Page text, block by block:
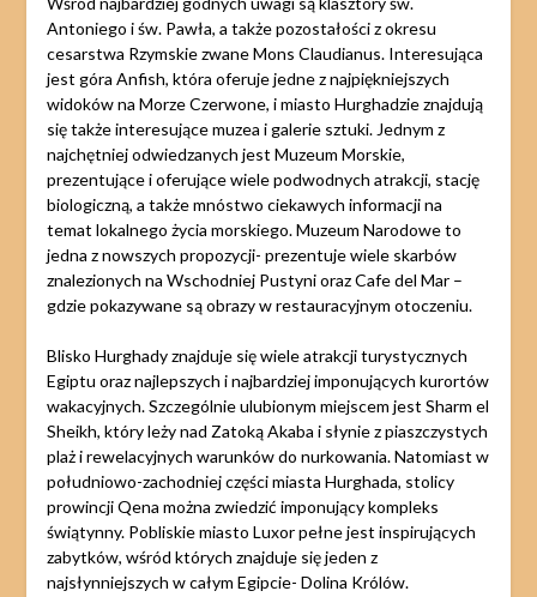
Antoniego i św. Pawła, a także pozostałości z okresu
cesarstwa Rzymskie zwane Mons Claudianus. Interesująca
jest góra Anfish, która oferuje jedne z najpiękniejszych
widoków na Morze Czerwone, i miasto Hurghadzie znajdują
się także interesujące muzea i galerie sztuki. Jednym z
najchętniej odwiedzanych jest Muzeum Morskie,
prezentujące i oferujące wiele podwodnych atrakcji, stację
biologiczną, a także mnóstwo ciekawych informacji na
temat lokalnego życia morskiego. Muzeum Narodowe to
jedna z nowszych propozycji- prezentuje wiele skarbów
znalezionych na Wschodniej Pustyni oraz Cafe del Mar –
gdzie pokazywane są obrazy w restauracyjnym otoczeniu.
Blisko Hurghady znajduje się wiele atrakcji turystycznych
Egiptu oraz najlepszych i najbardziej imponujących kurortów
wakacyjnych. Szczególnie ulubionym miejscem jest Sharm el
Sheikh, który leży nad Zatoką Akaba i słynie z piaszczystych
plaż i rewelacyjnych warunków do nurkowania. Natomiast w
południowo-zachodniej części miasta Hurghada, stolicy
prowincji Qena można zwiedzić imponujący kompleks
świątynny. Pobliskie miasto Luxor pełne jest inspirujących
zabytków, wśród których znajduje się jeden z
najsłynniejszych w całym Egipcie- Dolina Królów.